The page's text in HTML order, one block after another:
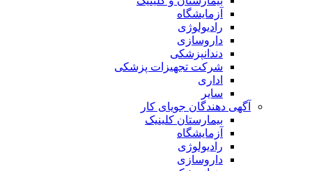
آزمایشگاه
رادیولوژی
داروسازی
دندانپزشکی
شرکت تجهیزات پزشکی
اداری
سایر
آگهی دهندگان جویای کار
بیمارستان کلینیک
آزمایشگاه
رادیولوژی
داروسازی